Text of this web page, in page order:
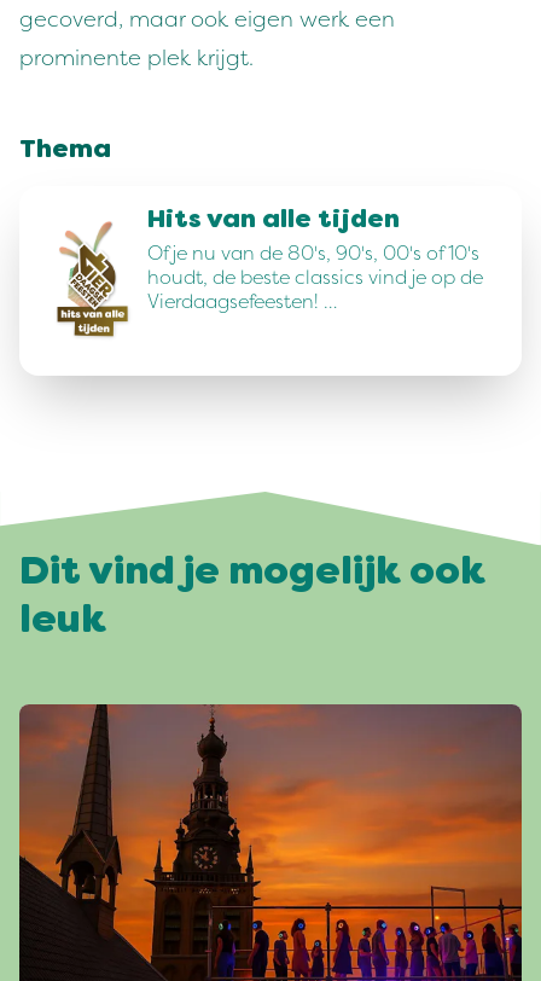
gecoverd, maar ook eigen werk een
prominente plek krijgt.
Thema
Hits van alle tijden
Of je nu van de 80's, 90's, 00's of 10's
houdt, de beste classics vind je op de
Vierdaagsefeesten! …
Dit vind je mogelijk ook
leuk